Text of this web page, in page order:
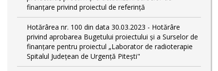
finanțare privind proiectul de referință
Hotărârea nr. 100 din data 30.03.2023 - Hotărâre
privind aprobarea Bugetului proiectului și a Surselor de
finanțare pentru proiectul „Laborator de radioterapie
Spitalul Județean de Urgență Pitești"